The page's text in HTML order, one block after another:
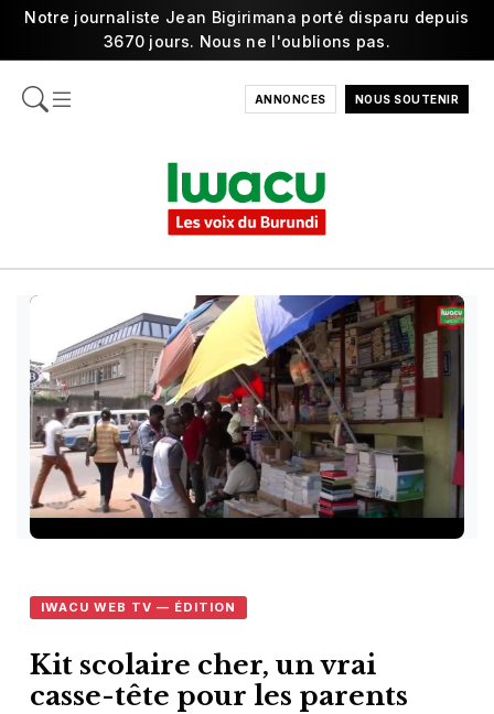
Notre journaliste Jean Bigirimana porté disparu depuis
3670 jours. Nous ne l'oublions pas.
ANNONCES NOUS SOUTENIR
IWACU WEB TV — ÉDITION
Kit scolaire cher, un vrai
casse-tête pour les parents